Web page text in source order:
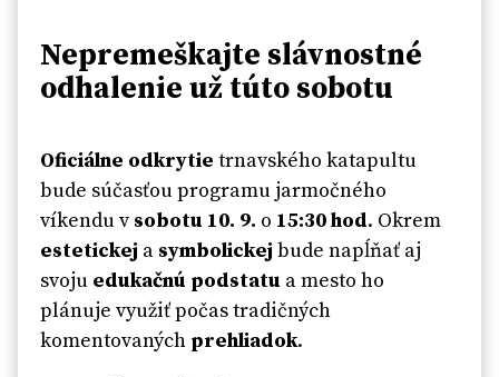
Nepremeškajte slávnostné
odhalenie už túto sobotu
Oficiálne odkrytie trnavského katapultu
bude súčasťou programu jarmočného
víkendu v sobotu 10. 9. o 15:30 hod. Okrem
estetickej a symbolickej bude napĺňať aj
svoju edukačnú podstatu a mesto ho
plánuje využiť počas tradičných
komentovaných prehliadok.